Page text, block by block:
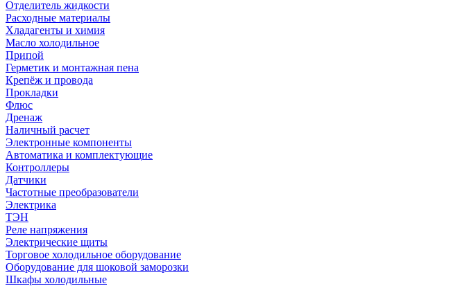
Отделитель жидкости
Расходные материалы
Хладагенты и химия
Масло холодильное
Припой
Герметик и монтажная пена
Крепёж и провода
Прокладки
Флюс
Дренаж
Наличный расчет
Электронные компоненты
Автоматика и комплектующие
Контроллеры
Датчики
Частотные преобразователи
Электрика
ТЭН
Реле напряжения
Электрические щиты
Торговое холодильное оборудование
Оборудование для шоковой заморозки
Шкафы холодильные